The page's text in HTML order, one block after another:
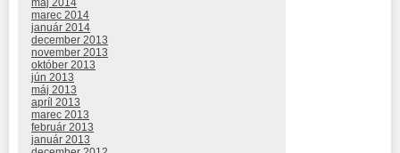
marec 2014
január 2014
december 2013
november 2013
október 2013
jún 2013
máj 2013
apríl 2013
marec 2013
február 2013
január 2013